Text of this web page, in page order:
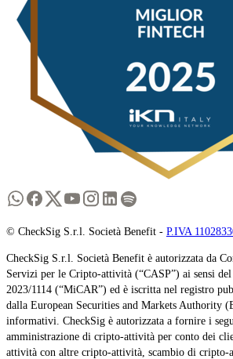
© CheckSig S.r.l. Società Benefit - P.IVA
CheckSig S.r.l. Società Benefit è autorizzata da
Servizi per le Cripto-attività (“CASP”) ai sensi
2023/1114 (“MiCAR”) ed è iscritta nel registro
dalla European Securities and Markets Authority
informativi. CheckSig è autorizzata a fornire i
amministrazione di cripto-attività per conto dei
attività con altre cripto-attività, scambio di cripto-